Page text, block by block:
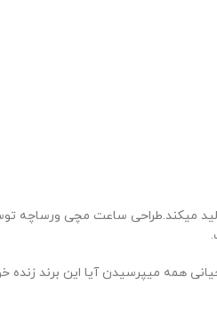
تولید میکند.طراحی ساعت مچی ورساچه